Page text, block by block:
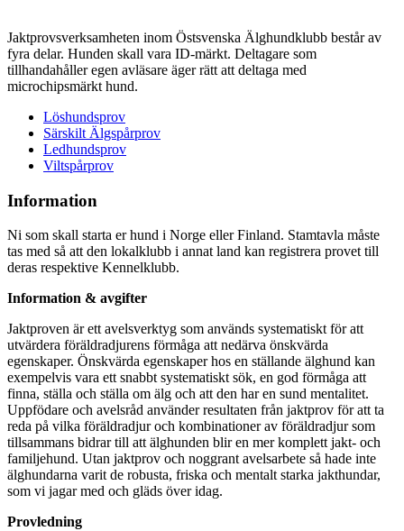
Jaktprovsverksamheten inom Östsvenska Älghundklubb består av
fyra delar. Hunden skall vara ID-märkt. Deltagare som
tillhandahåller egen avläsare äger rätt att deltaga med
microchipsmärkt hund.
Löshundsprov
Särskilt Älgspårprov
Ledhundsprov
Viltspårprov
Information
Ni som skall starta er hund i Norge eller Finland. Stamtavla måste
tas med så att den lokalklubb i annat land kan registrera provet till
deras respektive Kennelklubb.
Information & avgifter
Jaktproven är ett avelsverktyg som används systematiskt för att
utvärdera föräldradjurens förmåga att nedärva önskvärda
egenskaper. Önskvärda egenskaper hos en ställande älghund kan
exempelvis vara ett snabbt systematiskt sök, en god förmåga att
finna, ställa och ställa om älg och att den har en sund mentalitet.
Uppfödare och avelsråd använder resultaten från jaktprov för att ta
reda på vilka föräldradjur och kombinationer av föräldradjur som
tillsammans bidrar till att älghunden blir en mer komplett jakt- och
familjehund. Utan jaktprov och noggrant avelsarbete så hade inte
älghundarna varit de robusta, friska och mentalt starka jakthundar,
som vi jagar med och gläds över idag.
Provledning